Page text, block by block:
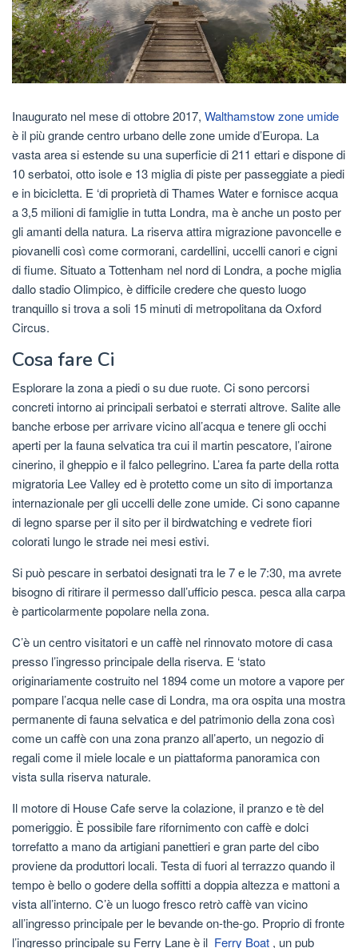
Inaugurato nel mese di ottobre 2017, Walthamstow zone umide
è il più grande centro urbano delle zone umide d’Europa. La
vasta area si estende su una superficie di 211 ettari e dispone di
10 serbatoi, otto isole e 13 miglia di piste per passeggiate a piedi
e in bicicletta. E ‘di proprietà di Thames Water e fornisce acqua
a 3,5 milioni di famiglie in tutta Londra, ma è anche un posto per
gli amanti della natura. La riserva attira migrazione pavoncelle e
piovanelli così come cormorani, cardellini, uccelli canori e cigni
di fiume. Situato a Tottenham nel nord di Londra, a poche miglia
dallo stadio Olimpico, è difficile credere che questo luogo
tranquillo si trova a soli 15 minuti di metropolitana da Oxford
Circus.
Cosa fare Ci
Esplorare la zona a piedi o su due ruote. Ci sono percorsi
concreti intorno ai principali serbatoi e sterrati altrove. Salite alle
banche erbose per arrivare vicino all’acqua e tenere gli occhi
aperti per la fauna selvatica tra cui il martin pescatore, l’airone
cinerino, il gheppio e il falco pellegrino. L’area fa parte della rotta
migratoria Lee Valley ed è protetto come un sito di importanza
internazionale per gli uccelli delle zone umide. Ci sono capanne
di legno sparse per il sito per il birdwatching e vedrete fiori
colorati lungo le strade nei mesi estivi.
Si può pescare in serbatoi designati tra le 7 e le 7:30, ma avrete
bisogno di ritirare il permesso dall’ufficio pesca. pesca alla carpa
è particolarmente popolare nella zona.
C’è un centro visitatori e un caffè nel rinnovato motore di casa
presso l’ingresso principale della riserva. E ‘stato
originariamente costruito nel 1894 come un motore a vapore per
pompare l’acqua nelle case di Londra, ma ora ospita una mostra
permanente di fauna selvatica e del patrimonio della zona così
come un caffè con una zona pranzo all’aperto, un negozio di
regali come il miele locale e un piattaforma panoramica con
vista sulla riserva naturale.
Il motore di House Cafe serve la colazione, il pranzo e tè del
pomeriggio. È possibile fare rifornimento con caffè e dolci
torrefatto a mano da artigiani panettieri e gran parte del cibo
proviene da produttori locali. Testa di fuori al terrazzo quando il
tempo è bello o godere della soffitti a doppia altezza e mattoni a
vista all’interno. C’è un luogo fresco retrò caffè van vicino
all’ingresso principale per le bevande on-the-go. Proprio di fronte
l’ingresso principale su Ferry Lane è il Ferry Boat , un pub